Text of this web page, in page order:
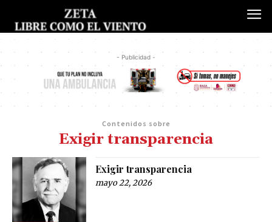
- Publicidad -
Contenidos sobre
Exigir transparencia
Exigir transparencia
mayo 22, 2026